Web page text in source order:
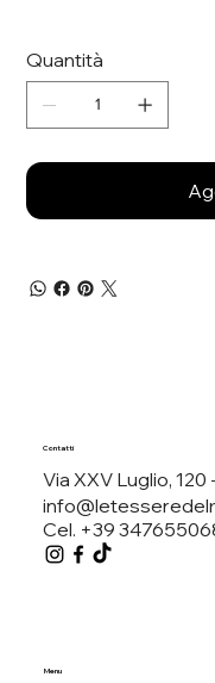
Quantità
Cel. +39
Contatti
Via XXV Luglio,
Menu